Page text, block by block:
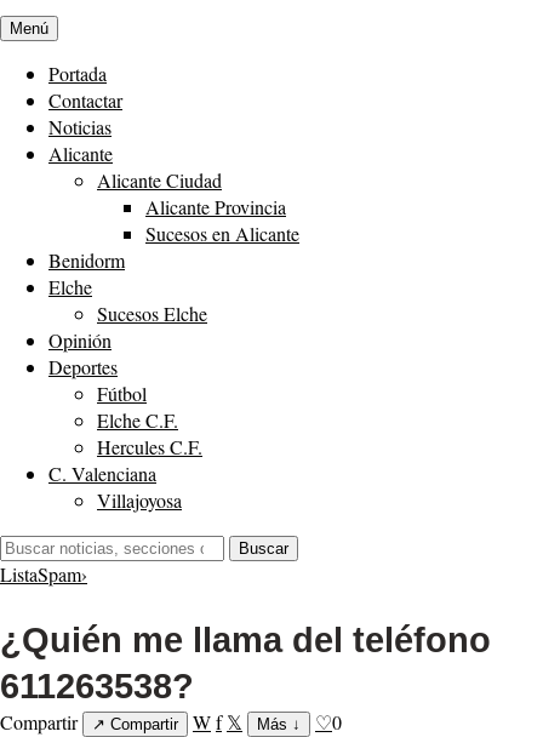
Menú
Portada
Contactar
Noticias
Alicante
Alicante Ciudad
Alicante Provincia
Sucesos en Alicante
Benidorm
Elche
Sucesos Elche
Opinión
Deportes
Fútbol
Elche C.F.
Hercules C.F.
C. Valenciana
Villajoyosa
Buscar:
Buscar
ListaSpam›
¿Quién me llama del teléfono
611263538?
Compartir ↗ Compartir Wf 𝕏 Más ↓ ♡0